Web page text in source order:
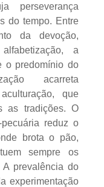
perseverança
do tempo. Entre
da devoção,
a
o predomínio do
acarreta
que
as tradições. O
reduz o
brota o pão,
sempre os
A prevalência do
experimentação